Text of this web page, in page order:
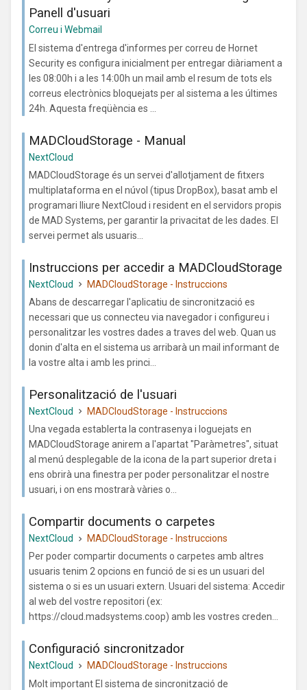
Panell d'usuari
Correu i Webmail
El sistema d'entrega d'informes per correu de Hornet
Security es configura inicialment per entregar diàriament a
les 08:00h i a les 14:00h un mail amb el resum de tots els
correus electrònics bloquejats per al sistema a les últimes
24h. Aquesta freqüència es ...
MADCloudStorage - Manual
NextCloud
MADCloudStorage és un servei d'allotjament de fitxers
multiplataforma en el núvol (tipus DropBox), basat amb el
programari lliure NextCloud i resident en el servidors propis
de MAD Systems, per garantir la privacitat de les dades. El
servei permet als usuaris...
Instruccions per accedir a MADCloudStorage
NextCloud
MADCloudStorage - Instruccions
Abans de descarregar l'aplicatiu de sincronització es
necessari que us connecteu via navegador i configureu i
personalitzar les vostres dades a traves del web. Quan us
donin d'alta en el sistema us arribarà un mail informant de
la vostre alta i amb les princi...
Personalització de l'usuari
NextCloud
MADCloudStorage - Instruccions
Una vegada establerta la contrasenya i loguejats en
MADCloudStorage anirem a l'apartat "Paràmetres", situat
al menú desplegable de la icona de la part superior dreta i
ens obrirà una finestra per poder personalitzar el nostre
usuari, i on ens mostrarà vàries o...
Compartir documents o carpetes
NextCloud
MADCloudStorage - Instruccions
Per poder compartir documents o carpetes amb altres
usuaris tenim 2 opcions en funció de si es un usuari del
sistema o si es un usuari extern. Usuari del sistema: Accedir
al web del vostre repositori (ex:
https://cloud.madsystems.coop) amb les vostres creden...
Configuració sincronitzador
NextCloud
MADCloudStorage - Instruccions
Molt important El sistema de sincronització de